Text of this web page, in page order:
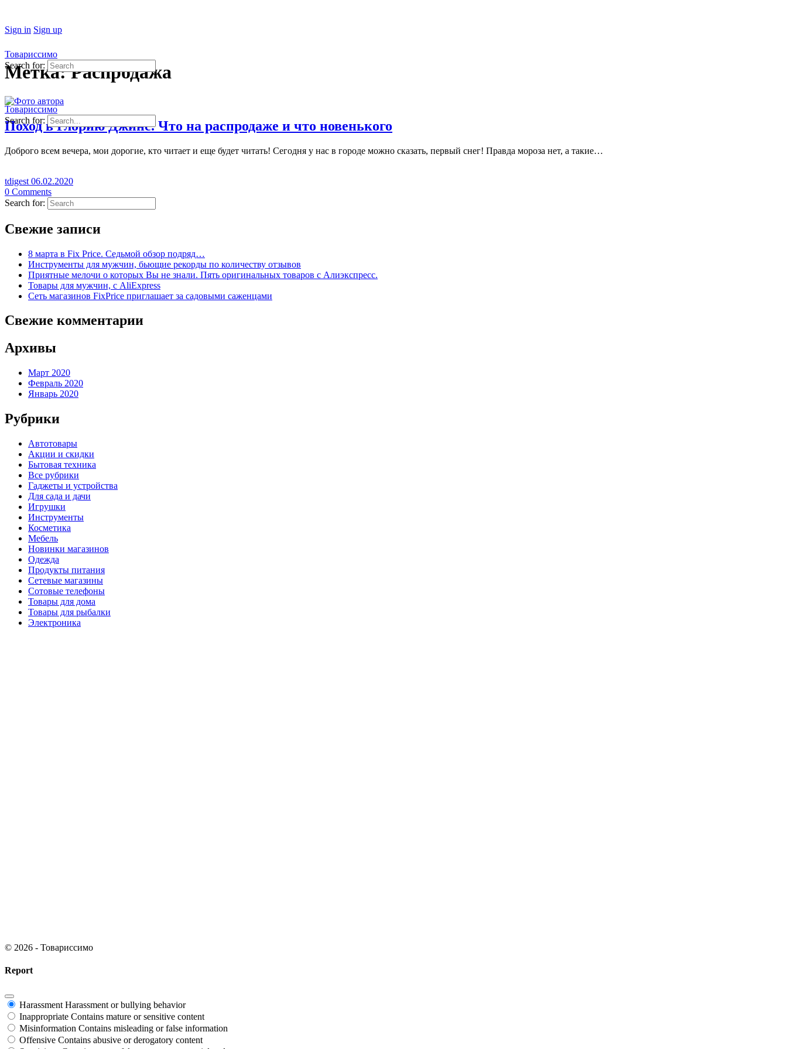
Sign in Sign up
Товариссимо
Search for:
Товариссимо
Search for:
Метка:Распродажа
Поход в Глорию Джинс. Что на распродаже и что новенького
Доброго всем вечера, мои дорогие, кто читает и еще будет читать! Сегодня у нас в городе можно сказать, первый снег! Правда мороза нет, а такие…
tdigest 06.02.2020
0 Comments
Search for:
Свежие записи
8 марта в Fix Price. Cедьмой обзор подряд…
Инструменты для мужчин, бьющие рекорды по количеству отзывов
Приятные мелочи о которых Вы не знали. Пять оригинальных товаров с Алиэкспресс.
Товары для мужчин, с AliExpress
Сеть магазинов FixPrice приглашает за садовыми саженцами
Свежие комментарии
Архивы
Март 2020
Февраль 2020
Январь 2020
Рубрики
Автотовары
Акции и скидки
Бытовая техника
Все рубрики
Гаджеты и устройства
Для сада и дачи
Игрушки
Инструменты
Косметика
Мебель
Новинки магазинов
Одежда
Продукты питания
Сетевые магазины
Сотовые телефоны
Товары для дома
Товары для рыбалки
Электроника
© 2026 - Товариссимо
Report
Harassment Harassment or bullying behavior
Inappropriate Contains mature or sensitive content
Misinformation Contains misleading or false information
Offensive Contains abusive or derogatory content